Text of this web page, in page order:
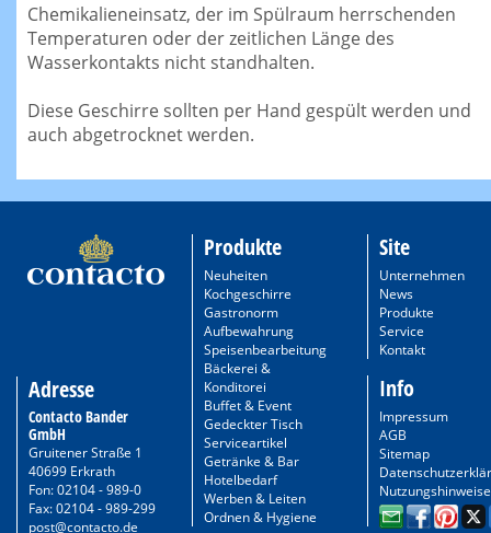
Chemikalieneinsatz, der im Spülraum herrschenden
Temperaturen oder der zeitlichen Länge des
Wasserkontakts nicht standhalten.
Diese Geschirre sollten per Hand gespült werden und
auch abgetrocknet werden.
Adresse
Contacto Bander
GmbH
Gruitener Straße 1
40699 Erkrath
Fon: 02104 - 989-0
Fax: 02104 - 989-299
post@contacto.de
Produkte
Neuheiten
Kochgeschirre
Gastronorm
Aufbewahrung
Speisenbearbeitung
Bäckerei &
Konditorei
Buffet & Event
Gedeckter Tisch
Serviceartikel
Getränke & Bar
Hotelbedarf
Werben & Leiten
Ordnen & Hygiene
Site
Unternehmen
News
Produkte
Service
Kontakt
Info
Impressum
AGB
Sitemap
Nutzungshinweise